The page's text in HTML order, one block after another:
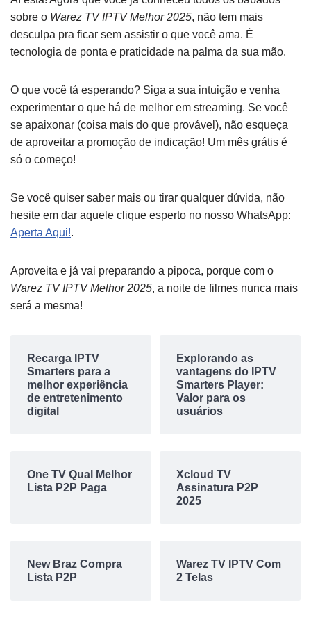
sobre o Warez TV IPTV Melhor 2025, não tem mais
desculpa pra ficar sem assistir o que você ama. É
tecnologia de ponta e praticidade na palma da sua mão.
O que você tá esperando? Siga a sua intuição e venha
experimentar o que há de melhor em streaming. Se você
se apaixonar (coisa mais do que provável), não esqueça
de aproveitar a promoção de indicação! Um mês grátis é
só o começo!
Se você quiser saber mais ou tirar qualquer dúvida, não
hesite em dar aquele clique esperto no nosso WhatsApp:
Aperta Aqui!.
Aproveita e já vai preparando a pipoca, porque com o
Warez TV IPTV Melhor 2025, a noite de filmes nunca mais
será a mesma!
Recarga IPTV
Smarters para a
melhor experiência
de entretenimento
digital
Explorando as
vantagens do IPTV
Smarters Player:
Valor para os
usuários
One TV Qual Melhor
Lista P2P Paga
Xcloud TV
Assinatura P2P
2025
New Braz Compra
Lista P2P
Warez TV IPTV Com
2 Telas